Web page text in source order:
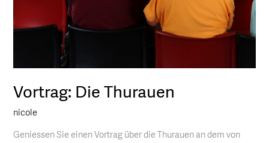
Vortrag: Die Thurauen
nicole
Geniessen Sie einen Vortrag über die Thurauen an dem von